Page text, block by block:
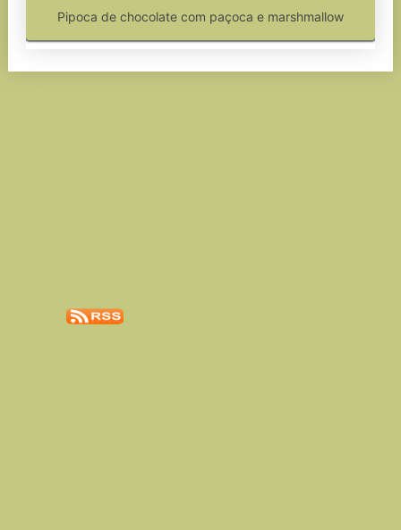
Pipoca de chocolate com paçoca e marshmallow